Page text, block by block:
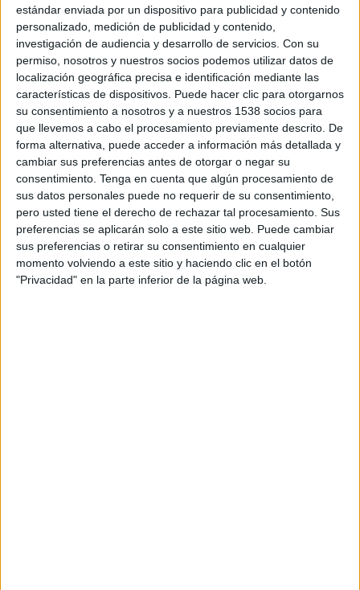
estándar enviada por un dispositivo para publicidad y contenido
personalizado, medición de publicidad y contenido,
investigación de audiencia y desarrollo de servicios. Con su
permiso, nosotros y nuestros socios podemos utilizar datos de
localización geográfica precisa e identificación mediante las
características de dispositivos. Puede hacer clic para otorgarnos
su consentimiento a nosotros y a nuestros 1538 socios para
que llevemos a cabo el procesamiento previamente descrito. De
forma alternativa, puede acceder a información más detallada y
cambiar sus preferencias antes de otorgar o negar su
consentimiento. Tenga en cuenta que algún procesamiento de
sus datos personales puede no requerir de su consentimiento,
pero usted tiene el derecho de rechazar tal procesamiento. Sus
preferencias se aplicarán solo a este sitio web. Puede cambiar
sus preferencias o retirar su consentimiento en cualquier
momento volviendo a este sitio y haciendo clic en el botón
"Privacidad" en la parte inferior de la página web.
6 DE OCTUBRE DE 2010
Manolo Escobar es la imagen de la marca. En la
imagen el cantante junto a Alessio Sarina, brand
manager de Danacol.
Danacol de Danone, el producto para reducir el colesterol con esteroles vegetales
añadidos, ha recibido el Premio Plus a la Campaña Publicitaria del año. El trofeo
lo ha recogido Alessio Sarina, brand manager de Danacol junto con el artista
Manolo Escobar, prescriptor e imagen de la marca.
La II Edición de los Premios Plus tiene como objetivo premiar a las entidades
públicas, privadas y empresas que dedican sus proyectos e iniciativas a mejorar la